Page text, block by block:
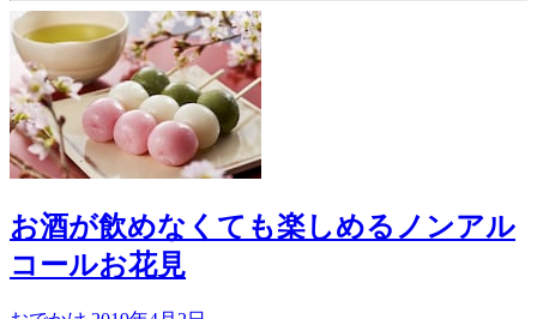
お酒が飲めなくても楽しめるノンアル
コールお花見